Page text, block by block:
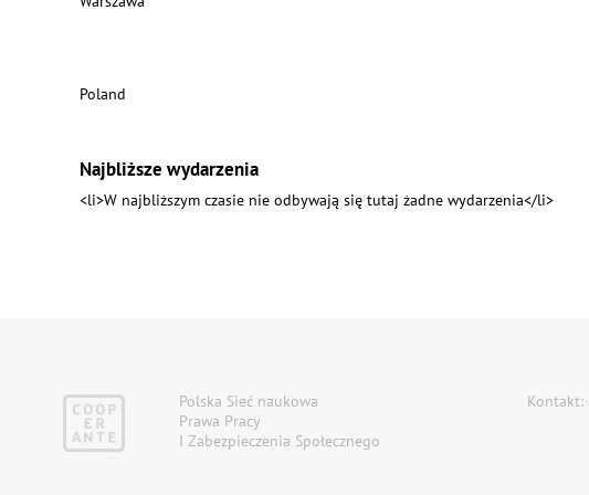
Poland
Najbliższe wydarzenia
<li>W najbliższym czasie nie odbywają się tutaj żadne wydarzenia</li>
Polska Sieć naukowa
Prawa Pracy
I Zabezpieczenia Społecznego
Kontakt: